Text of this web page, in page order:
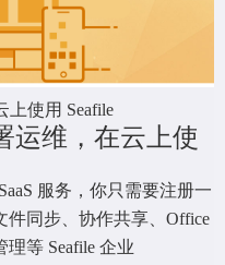
上使用 Seafile
运维，在云上使
服务，你只需要注册一
同步、协作共享、Office
等 Seafile 企业